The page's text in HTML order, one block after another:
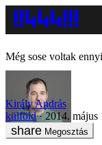
Még sose voltak
Király András
külföld
2014. május
Megosztás